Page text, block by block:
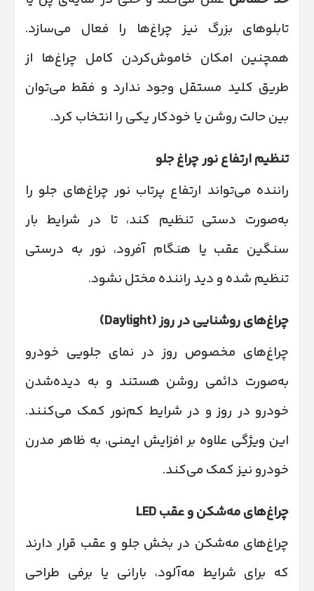
تابلوهای بزرگ نیز چراغ‌ها را فعال می‌سازد.
همچنین امکان خاموش‌کردن کامل چراغ‌ها از
طریق کلید مستقل وجود ندارد و فقط می‌توان
بین حالت روشن یا خودکار یکی را انتخاب کرد.
تنظیم ارتفاع نور چراغ جلو
راننده می‌تواند ارتفاع پرتاب نور چراغ‌های جلو را
به‌صورت دستی تنظیم کند، تا در شرایط بار
سنگین عقب یا هنگام آفرود، نور به درستی
تنظیم شده و دید راننده مختل نشود.
چراغ‌های روشنایی در روز(Daylight)
چراغ‌های مخصوص روز در نمای جلویی خودرو
به‌صورت دائمی روشن هستند و به دیده‌شدن
خودرو در روز و در شرایط کم‌نور کمک می‌کنند.
این ویژگی علاوه بر افزایش ایمنی، به ظاهر مدرن
خودرو نیز کمک می‌کند.
چراغ‌های مه‌شکن و عقب
چراغ‌های مه‌شکن در بخش جلو و عقب قرار دارند
که برای شرایط مه‌آلود، بارانی یا برفی طراحی